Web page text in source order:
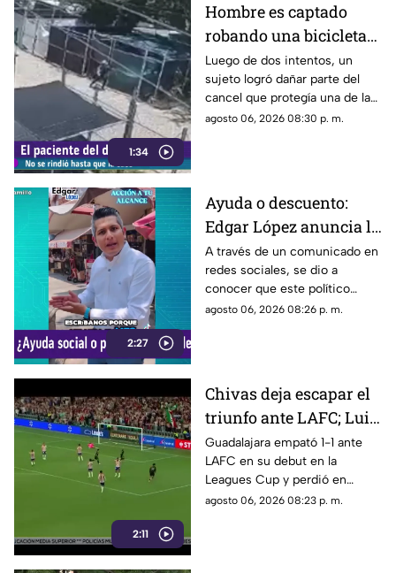
1:34
Hombre es captado
robando una bicicleta
al ingresar a cochera
ajena en calle Rancho
Rodeo
Luego de dos intentos, un
sujeto logró dañar parte del
cancel que protegía una de las
puertas de una cochera
agosto 06, 2026 08:30 p. m.
2:27
Ayuda o descuento:
Edgar López anuncia la
nueva estrategia para
ayudar algunas
familias
A través de un comunicado en
redes sociales, se dio a
conocer que este político
presuntamente busca ayudar a
agosto 06, 2026 08:26 p. m.
2:11
Chivas deja escapar el
triunfo ante LAFC; Luis
Romo es señalado por
su cobro en penales
Guadalajara empató 1-1 ante
LAFC en su debut en la
Leagues Cup y perdió en
penales; Luis Romo fue
agosto 06, 2026 08:23 p. m.